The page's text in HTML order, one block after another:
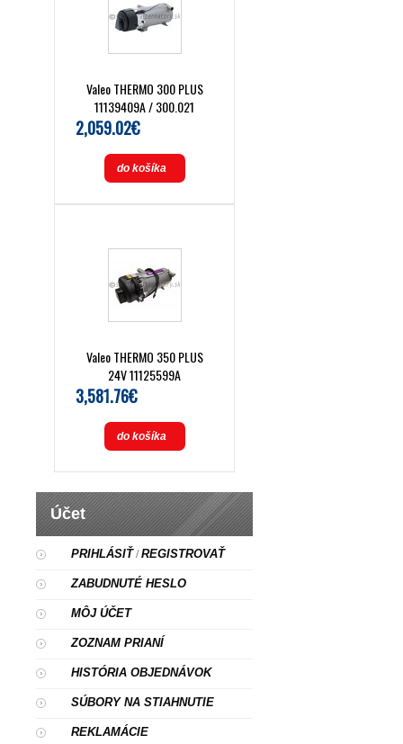
Valeo THERMO 300 PLUS
11139409A / 300.021
2,059.02€
do košíka
Valeo THERMO 350 PLUS
24V 11125599A
3,581.76€
do košíka
Účet
PRIHLÁSIŤ/REGISTROVAŤ
ZABUDNUTÉ HESLO
MÔJ ÚČET
ZOZNAM PRIANÍ
HISTÓRIA OBJEDNÁVOK
SÚBORY NA STIAHNUTIE
REKLAMÁCIE